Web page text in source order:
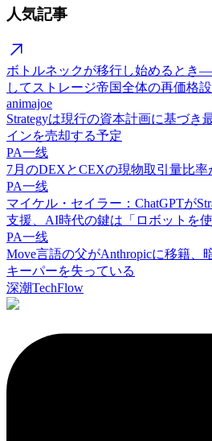
人気記事
ボトルネックが移行し始めるとき
してストレージ帝国全体の再価格
animajoe
Strategyは現行の資本計画に基づき
インを売却する予定
PA一线
7月のDEXとCEXの現物取引量比率
PA一线
マイケル・セイラー：ChatGPTが
支援、AI時代の鍵は「ロボットを使
PA一线
Move言語の父がAnthropicに移籍、
キーパーを失っている
深潮TechFlow